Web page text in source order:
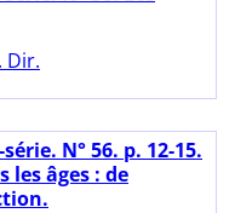
Dir.
N° 56. p. 12-15.
les âges : de